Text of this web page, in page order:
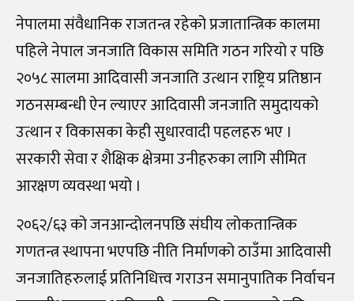
नेपालमा संवैधानिक राजतन्त्र रहेको प्रजातान्त्रिक कालमा
पहिले नेपाल जनजाति विकास समिति गठन गरियो र पछि
२०५८ सालमा आदिवासी जनजाति उत्थान राष्ट्रिय प्रतिष्ठान
गठनसम्बन्धी ऐन ल्याएर आदिवासी जनजाति समुदायको
उत्थान र विकासका केही सुधारवादी पहलहरु भए ।
सरकारी सेवा र शैक्षिक क्षेत्रमा उनीहरुका लागि सीमित
आरक्षण व्यवस्था भयो ।
२०६२/६३ को जनआन्दोलनपछि संघीय लोकतान्त्रिक
गणतन्त्र स्थापना भएपछि नीति निर्माणको ठाउँमा आदिवासी
जनजातिहरुलाई प्रतिनिधित्त्व गराउन समानुपातिक निर्वाचन